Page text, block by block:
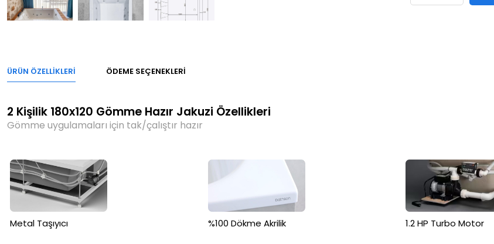
ÜRÜN ÖZELLIKLERI ÖDEME SEÇENEKLERI
2 Kişilik 180x120 Gömme Hazır Jakuzi Özellikleri
Gömme uygulamaları için tak/çalıştır hazır
Metal Taşıyıcı %100 Dökme Akrilik 1.2 HP Turbo Motor